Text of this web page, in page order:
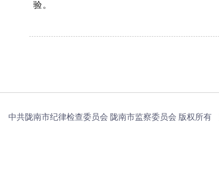
验。
中共陇南市纪律检查委员会 陇南市监察委员会 版权所有